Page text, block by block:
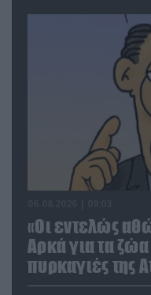
«Οι εντελώς
Αρκά για τα
πυρκαγιές της